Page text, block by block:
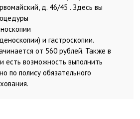
д. 46/45 . Здесь вы
и гастроскопии.
от 560 рублей. Также в
есть возможность выполнить
по полису обязательного